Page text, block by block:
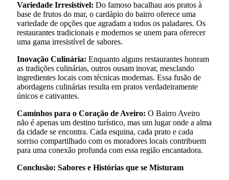
Variedade Irresistível: Do famoso bacalhau aos pratos à
base de frutos do mar, o cardápio do bairro oferece uma
variedade de opções que agradam a todos os paladares. Os
restaurantes tradicionais e modernos se unem para oferecer
uma gama irresistível de sabores.
Inovação Culinária: Enquanto alguns restaurantes honram
as tradições culinárias, outros ousam inovar, mesclando
ingredientes locais com técnicas modernas. Essa fusão de
abordagens culinárias resulta em pratos verdadeiramente
únicos e cativantes.
Caminhos para o Coração de Aveiro: O Bairro Aveiro
não é apenas um destino turístico, mas um lugar onde a alma
da cidade se encontra. Cada esquina, cada prato e cada
sorriso compartilhado com os moradores locais contribuem
para uma conexão profunda com essa região encantadora.
Conclusão: Sabores e Histórias que se Misturam